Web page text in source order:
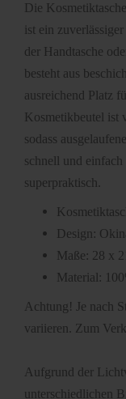
Die
ist ein
der Handtasche
besteht aus
ausreichend Platz
Kosmetikbeutel ist
sodass
schnell und
superpraktisch.
Design:
Maße: 28 x
Material:
Achtung! Je nach
variieren. Zum
Aufgrund der
unterschiedlichen